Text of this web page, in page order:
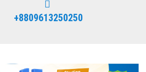
+8809613250250